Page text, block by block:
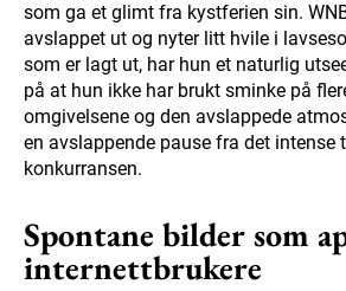
som ga et glimt fra kystferien sin.
avslappet ut og nyter litt hvile i
som er lagt ut, har hun et naturlig
på at hun ikke har brukt sminke på
omgivelsene og den avslappede
en avslappende pause fra det intense
konkurransen.
Spontane bilder som
internettbrukere